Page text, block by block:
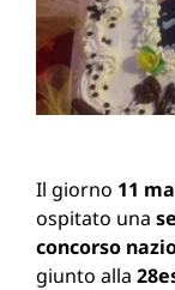
Il giorno 11
ospitato una
concorso
giunto alla